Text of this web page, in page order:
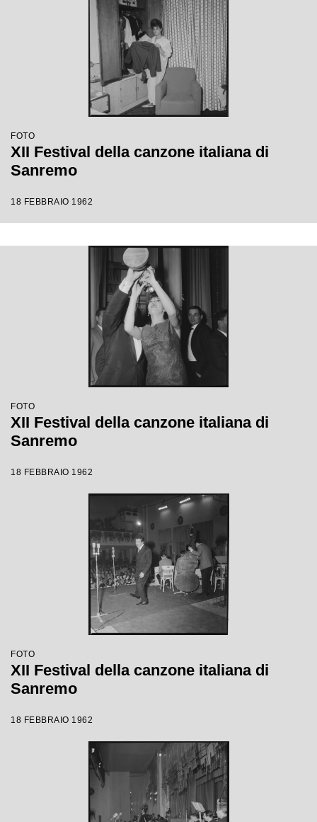
FOTO
XII Festival della canzone italiana di
Sanremo
18 FEBBRAIO 1962
FOTO
XII Festival della canzone italiana di
Sanremo
18 FEBBRAIO 1962
FOTO
XII Festival della canzone italiana di
Sanremo
18 FEBBRAIO 1962